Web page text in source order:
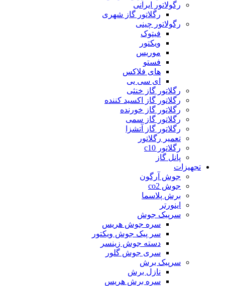
رگولاتور ایرانی
رگلاتور گاز شهری
رگولاتور چینی
فیتوک
ویکتور
موریس
فستو
های فلاکس
ای سی یی
رگلاتور گاز خنثی
رگلاتور گاز اکسید کننده
رگلاتور گاز خورنده
رگلاتور گاز سمی
رگلاتور گاز آتشزا
تعمیر رگلاتور
رگلاتور c10
پانل گاز
تجهیزات
جوش آرگون
جوش co2
برش پلاسما
اینورتر
سرپیک جوش
سره جوش هریس
سر پیک جوش ویکتور
دسته جوش زینسر
سری جوش گلور
سرپیک برش
نازل برش
سره برش هریس